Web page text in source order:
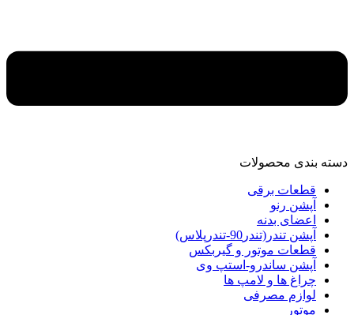
دسته‌ بندی محصولات
قطعات برقی
آپشن رنو
اعضای بدنه
آپشن تندر(تندر90-تندرپلاس)
قطعات موتور و گیربکس
آپشن ساندرو-استپ وی
چراغ ها و لامپ ها
لوازم مصرفی
موتور